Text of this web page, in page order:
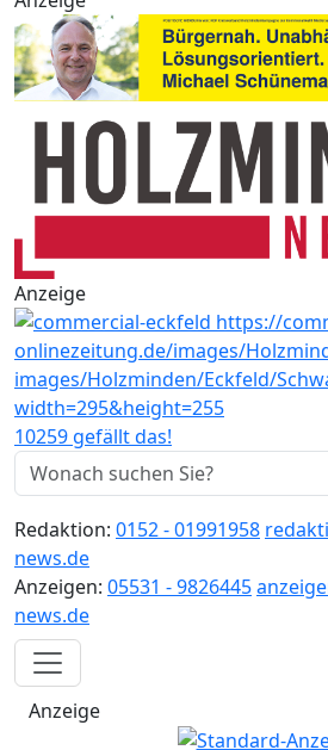
Anzeige
10259 gefällt das!
Redaktion: 0152 - 01991958
news.de
Anzeigen: 05531 - 9826445
news.de
Anzeige